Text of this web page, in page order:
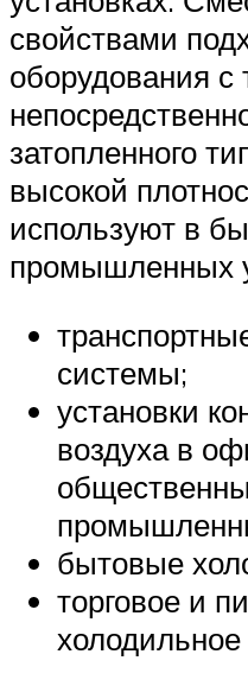
свойствами
оборудования
затопленного
высокой
используют в
промышленных
системы;
установки
воздуха в
бытовые
торговое и